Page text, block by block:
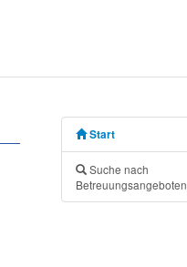
Start
Suche nach
Betreuungsangeboten